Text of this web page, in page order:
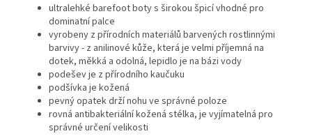
ultralehké barefoot boty s širokou špicí vhodné pro
dominatní palce
vyrobeny z přírodních materiálů barvených rostlinnými
barvivy - z anilinové kůže, která je velmi příjemná na
dotek, měkká a odolná, lepidlo je na bázi vody
podešev je z přírodního kaučuku
podšívka je kožená
pevný opatek drží nohu ve správné poloze
rovná antibakteriální kožená stélka, je vyjímatelná pro
správné určení velikosti